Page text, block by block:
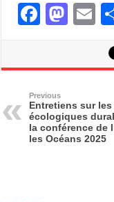
F
b
o
o
M
d
o
n
E
Previous
Entretiens sur
écologiques
la conférence de
les Océans 2025